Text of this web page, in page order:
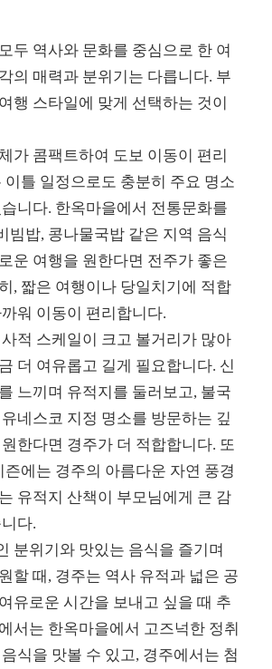
두 역사와 문화를 중심으로 한 여
의 매력과 분위기는 다릅니다. 부
행 스타일에 맞게 선택하는 것이
가 콤팩트하여 도보 이동이 편리
이틀 일정으로도 충분히 주요 명소
니다. 한옥마을에서 전통문화를
빔밥, 콩나물국밥 같은 지역 음식
운 여행을 원한다면 전주가 좋은
, 짧은 여행이나 당일치기에 적합
워 이동이 편리합니다.
적 스케일이 크고 볼거리가 많아
더 여유롭고 길게 필요합니다. 신
느끼며 유적지를 둘러보고, 불국
네스코 지정 명소를 방문하는 깊
한다면 경주가 더 적합합니다. 또
즌에는 경주의 아름다운 자연 풍경
유적지 산책이 부모님에게 큰 감
다.
분위기와 맛있는 음식을 즐기며
할 때, 경주는 역사 유적과 넓은 공
유로운 시간을 보내고 싶을 때 추
서는 한옥마을에서 고즈넉한 정취
식을 맛볼 수 있고, 경주에서는 첨